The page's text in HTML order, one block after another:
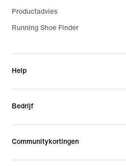
Productadvies
Running Shoe Finder
Help
Bedrijf
Communitykortingen